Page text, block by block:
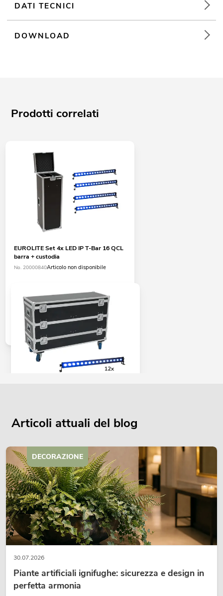
DATI TECNICI
DOWNLOAD
Prodotti correlati
EUROLITE Set 4x LED IP T-Bar 16 QCL
barra + custodia
No. 20000840Articolo non disponibile
EUROLITE LED IP T-Bar 8 QCL Barra
No. 51914098
Articoli attuali del blog
30.07.2026
Piante artificiali ignifughe: sicurezza e design in
perfetta armonia
DECORAZIONE